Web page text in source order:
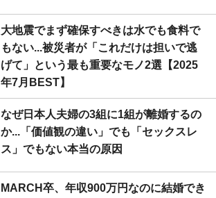
大地震でまず確保すべきは水でも食料で
もない...被災者が「これだけは担いで逃
げて」という最も重要なモノ2選【2025
年7月BEST】
なぜ日本人夫婦の3組に1組が離婚するの
か...「価値観の違い」でも「セックスレ
ス」でもない本当の原因
MARCH卒、年収900万円なのに結婚でき